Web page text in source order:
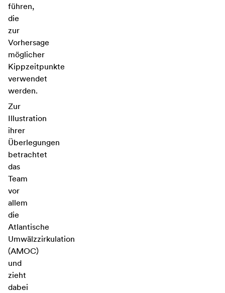
führen,
die
zur
Vorhersage
möglicher
Kippzeitpunkte
verwendet
werden.
Zur
Illustration
ihrer
Überlegungen
betrachtet
das
Team
vor
allem
die
Atlantische
Umwälzzirkulation
(AMOC)
und
zieht
dabei